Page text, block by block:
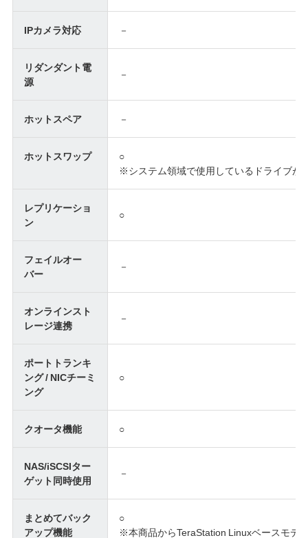
IPカメラ対応 －
リダンダント電
源
－
ホットスペア －
ホットスワップ
○
※システム領域で使用しているドライブが
レプリケーショ
ン
○
フェイルオー
バー
－
オンラインスト
レージ連携
－
ポートトランキ
ング / NICチーミ
ング
○
クオータ機能 ○
NAS/iSCSIター
ゲット同時使用
－
まとめてバック
アップ機能
○
※本商品からTeraStation Linuxベースモデ